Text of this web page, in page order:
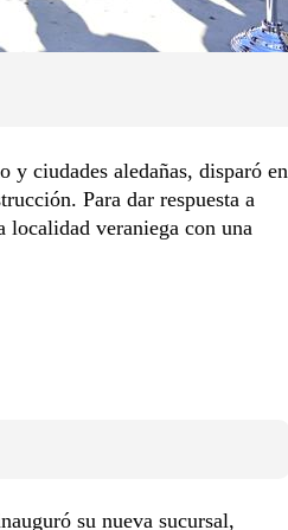
ciudades aledañas, disparó en
Para dar respuesta a
localidad veraniega con una
su nueva sucursal,